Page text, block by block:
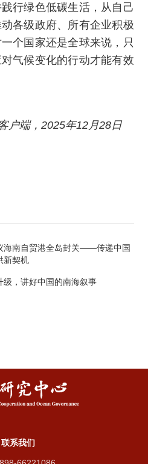
行绿色低碳生活，从自己
各级政府、所有企业积极
个国家还是全球来说，只
气候变化的行动才能有效
户端，2025年12月28日
海南自贸港全岛封关——传递中国
新契机
级，讲好中国的南海叙事
联系我们